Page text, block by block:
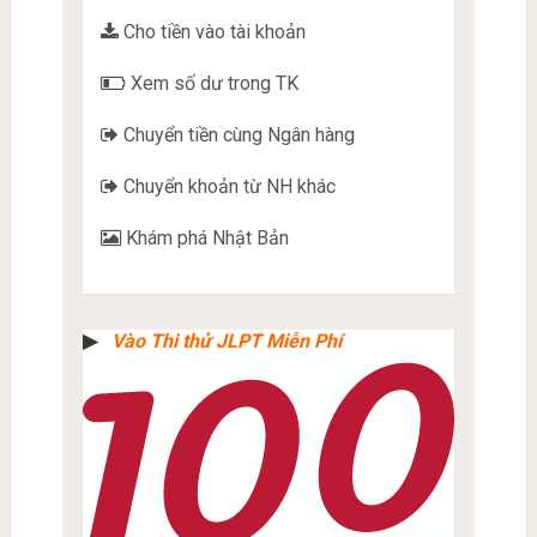
Cho tiền vào tài khoản
Xem số dư trong TK
Chuyển tiền cùng Ngân hàng
Chuyển khoản từ NH khác
Khám phá Nhật Bản
▶︎ Vào Thi thử JLPT Miễn Phí